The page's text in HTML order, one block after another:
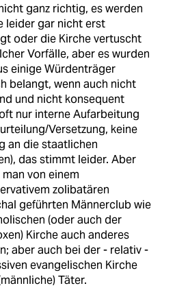
ganz richtig, es werden
leider gar nicht erst
oder die Kirche vertuscht
Vorfälle, aber es wurden
einige Würdenträger
belangt, wenn auch nicht
und nicht konsequent
nur interne Aufarbeitung
Versetzung, keine
an die staatlichen
das stimmt leider. Aber
von einem
zolibatären
geführten Männerclub wie
(oder auch der
Kirche auch anderes
aber auch bei der - relativ -
evangelischen Kirche
Täter.